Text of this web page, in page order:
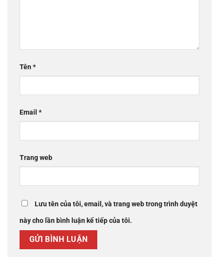
Tên*
Email *
Trang web
Lưu tên của tôi, email, và trang web trong trình duyệt
này cho lần bình luận kế tiếp của tôi.